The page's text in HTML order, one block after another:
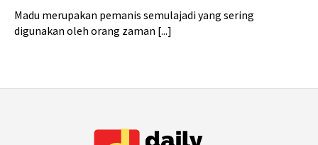
Madu merupakan pemanis semulajadi yang sering
digunakan oleh orang zaman [...]